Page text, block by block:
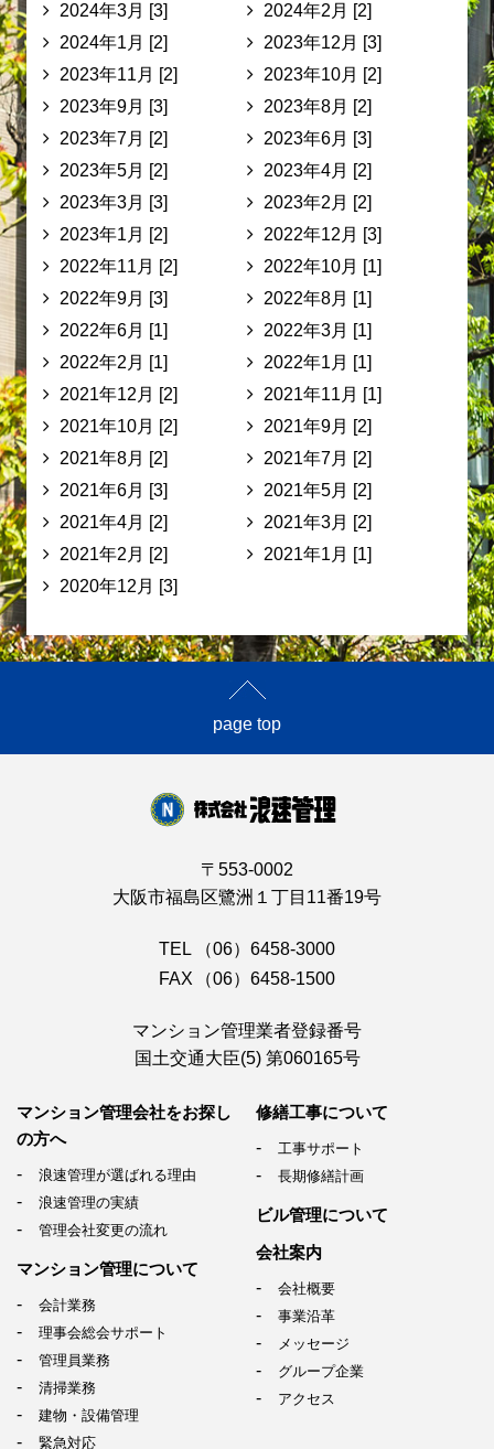
2024年3月 [3]
2024年2月 [2]
2024年1月 [2]
2023年12月 [3]
2023年11月 [2]
2023年10月 [2]
2023年9月 [3]
2023年8月 [2]
2023年7月 [2]
2023年6月 [3]
2023年5月 [2]
2023年4月 [2]
2023年3月 [3]
2023年2月 [2]
2023年1月 [2]
2022年12月 [3]
2022年11月 [2]
2022年10月 [1]
2022年9月 [3]
2022年8月 [1]
2022年6月 [1]
2022年3月 [1]
2022年2月 [1]
2022年1月 [1]
2021年12月 [2]
2021年11月 [1]
2021年10月 [2]
2021年9月 [2]
2021年8月 [2]
2021年7月 [2]
2021年6月 [3]
2021年5月 [2]
2021年4月 [2]
2021年3月 [2]
2021年2月 [2]
2021年1月 [1]
2020年12月 [3]
page top
〒553-0002
大阪市福島区鷺洲１丁目11番19号
TEL
（06）6458-3000
FAX
（06）6458-1500
マンション管理業者登録番号
国土交通大臣(5) 第060165号
マンション管理会社をお探し
の方へ
浪速管理が選ばれる理由
浪速管理の実績
管理会社変更の流れ
マンション管理について
会計業務
理事会総会サポート
管理員業務
清掃業務
建物・設備管理
緊急対応
修繕工事について
工事サポート
長期修繕計画
ビル管理について
会社案内
会社概要
事業沿革
メッセージ
グループ企業
アクセス